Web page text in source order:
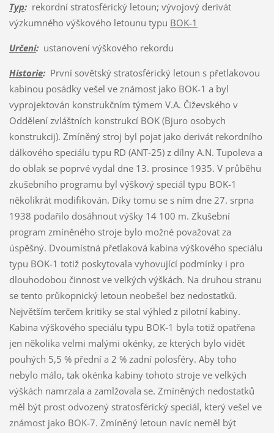
Typ:rekordní stratosférický letoun; vývojový derivát
výzkumného výškového letounu typu BOK-1
Určení:ustanovení výškového rekordu
Historie:První sovětský stratosférický letoun s přetlakovou
kabinou posádky vešel ve známost jako BOK-1 a byl
vyprojektován konstrukčním týmem V.A. Čiževského v
Oddělení zvláštních konstrukcí BOK (Bjuro osobych
konstrukcij). Zmíněný stroj byl pojat jako derivát rekordního
dálkového speciálu typu RD (ANT-25) z dílny A.N. Tupoleva a
do oblak se poprvé vydal dne 13. prosince 1935. V průběhu
zkušebního programu byl výškový speciál typu BOK-1
několikrát modifikován. Díky tomu se s ním dne 27. srpna
1938 podařilo dosáhnout výšky 14 100 m. Zkušební
program zmíněného stroje bylo možné považovat za
úspěšný. Dvoumístná přetlaková kabina výškového speciálu
typu BOK-1 totiž poskytovala vyhovující podmínky i pro
dlouhodobou činnost ve velkých výškách. Na druhou stranu
se tento průkopnický letoun neobešel bez nedostatků.
Největším terčem kritiky se stal výhled z pilotní kabiny.
Kabina výškového speciálu typu BOK-1 byla totiž opatřena
jen několika velmi malými okénky, ze kterých bylo vidět
pouhých 5,5 % přední a 2 % zadní polosféry. Aby toho
nebylo málo, tak okénka kabiny tohoto stroje ve velkých
výškách namrzala a zamlžovala se. Zmíněných nedostatků
měl být prost odvozený stratosférický speciál, který vešel ve
známost jako BOK-7. Zmíněný letoun navíc neměl být